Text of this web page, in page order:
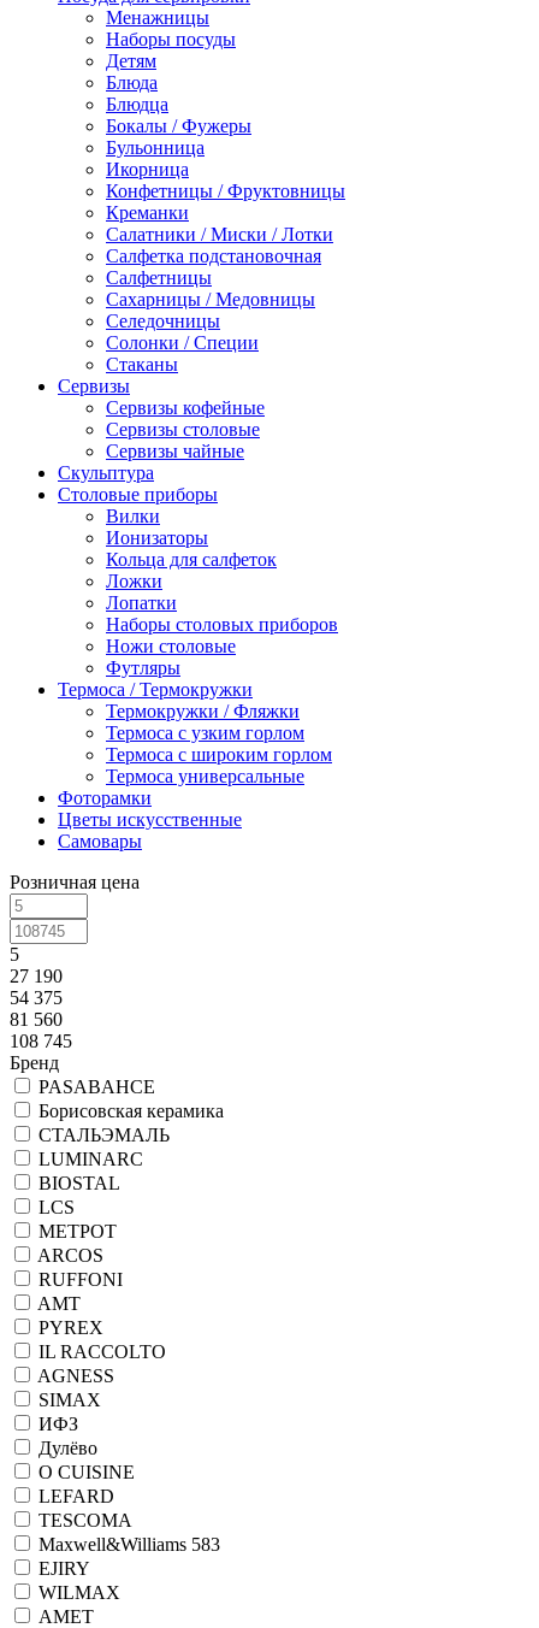
Менажницы
Наборы посуды
Детям
Блюда
Блюдца
Бокалы / Фужеры
Бульонница
Икорница
Конфетницы / Фруктовницы
Креманки
Салатники / Миски / Лотки
Салфетка подстановочная
Салфетницы
Сахарницы / Медовницы
Селедочницы
Солонки / Специи
Стаканы
Сервизы
Сервизы кофейные
Сервизы столовые
Сервизы чайные
Скульптура
Столовые приборы
Вилки
Ионизаторы
Кольца для салфеток
Ложки
Лопатки
Наборы столовых приборов
Ножи столовые
Футляры
Термоса / Термокружки
Термокружки / Фляжки
Термоса с узким горлом
Термоса с широким горлом
Термоса универсальные
Фоторамки
Цветы искусственные
Самовары
Розничная цена
5
27 190
54 375
81 560
108 745
Бренд
PASABAHCE
Борисовская керамика
СТАЛЬЭМАЛЬ
LUMINARC
BIOSTAL
LCS
МЕТРОТ
ARCOS
RUFFONI
AMT
PYREX
IL RACCOLTO
AGNESS
SIMAX
ИФЗ
Дулёво
O CUISINE
LEFARD
TESCOMA
Maxwell&Williams 583
EJIRY
WILMAX
АМЕТ